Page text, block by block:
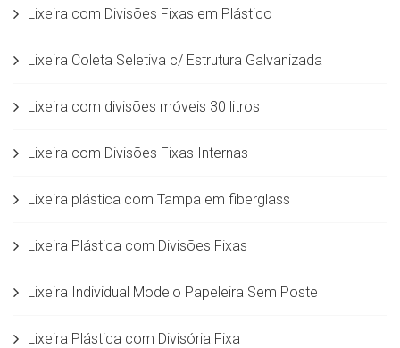
Lixeira com Divisões Fixas em Plástico
Lixeira Coleta Seletiva c/ Estrutura Galvanizada
Lixeira com divisões móveis 30 litros
Lixeira com Divisões Fixas Internas
Lixeira plástica com Tampa em fiberglass
Lixeira Plástica com Divisões Fixas
Lixeira Individual Modelo Papeleira Sem Poste
Lixeira Plástica com Divisória Fixa